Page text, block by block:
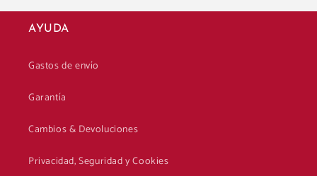
AYUDA
Gastos de envío
Garantía
Cambios & Devoluciones
Privacidad, Seguridad y Cookies